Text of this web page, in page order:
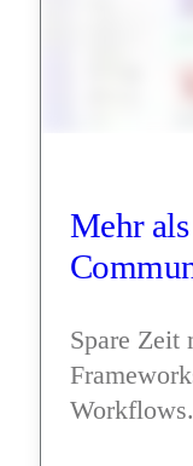
Mehr
Spare Zeit
Workflows.